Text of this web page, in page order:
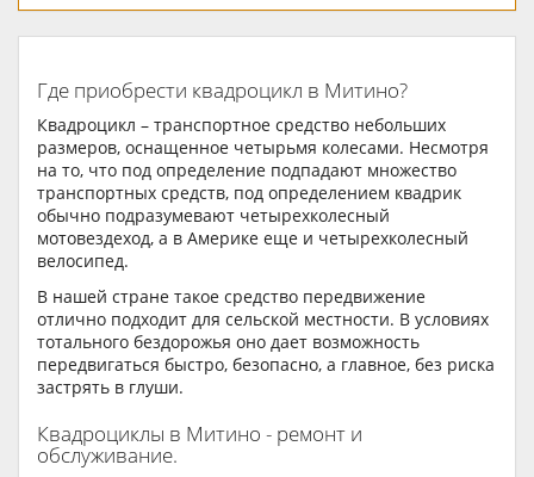
Где приобрести квадроцикл в Митино?
Квадроцикл – транспортное средство небольших
размеров, оснащенное четырьмя колесами. Несмотря
на то, что под определение подпадают множество
транспортных средств, под определением квадрик
обычно подразумевают четырехколесный
мотовездеход, а в Америке еще и четырехколесный
велосипед.
В нашей стране такое средство передвижение
отлично подходит для сельской местности. В условиях
тотального бездорожья оно дает возможность
передвигаться быстро, безопасно, а главное, без риска
застрять в глуши.
Квадроциклы в Митино - ремонт и
обслуживание.